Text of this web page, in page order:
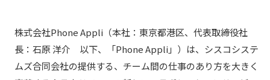
株式会社Phone Appli（本社：東京都港区、代表取締役社
長：石原 洋介 以下、「Phone Appli」）は、シスコシステ
ムズ合同会社の提供する、チーム間の仕事のあり方を大きく